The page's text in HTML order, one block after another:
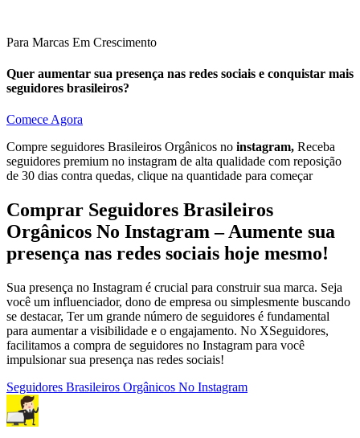
Para Marcas Em Crescimento
Quer aumentar sua presença nas redes sociais e conquistar mais
seguidores brasileiros?
Comece Agora
Compre seguidores Brasileiros Orgânicos no instagram, Receba
seguidores premium no instagram de alta qualidade com reposição
de 30 dias contra quedas, clique na quantidade para começar
Comprar Seguidores Brasileiros
Orgânicos No Instagram – Aumente sua
presença nas redes sociais hoje mesmo!
Sua presença no Instagram é crucial para construir sua marca. Seja
você um influenciador, dono de empresa ou simplesmente buscando
se destacar, Ter um grande número de seguidores é fundamental
para aumentar a visibilidade e o engajamento. No XSeguidores,
facilitamos a compra de seguidores no Instagram para você
impulsionar sua presença nas redes sociais!
Seguidores Brasileiros Orgânicos No Instagram